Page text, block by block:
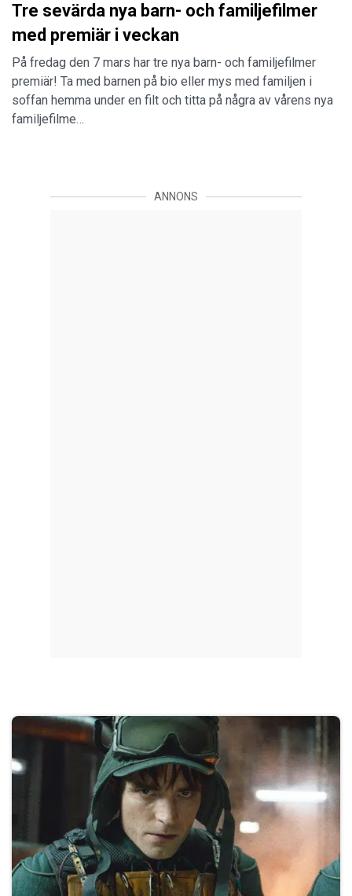
Tre sevärda nya barn- och familjefilmer
med premiär i veckan
På fredag den 7 mars har tre nya barn- och familjefilmer
premiär! Ta med barnen på bio eller mys med familjen i
soffan hemma under en filt och titta på några av vårens nya
familjefilme…
ANNONS